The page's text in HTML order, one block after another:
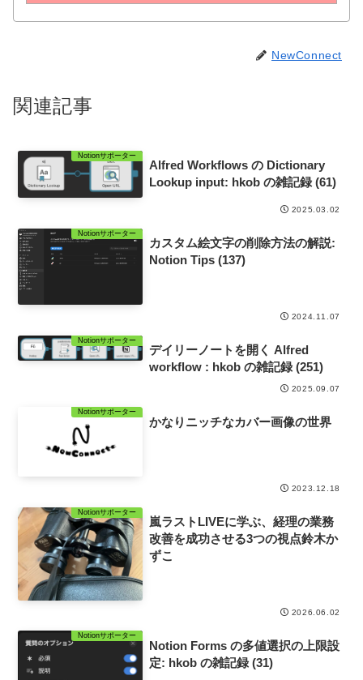
NewConnect
関連記事
Notionサポーター
Alfred Workflows の Dictionary
Lookup input: hkob の雑記録 (61)
2025.03.02
Notionサポーター
カスタム絵文字の削除方法の解説:
Notion Tips (137)
2024.11.07
Notionサポーター
デイリーノートを開く Alfred
workflow : hkob の雑記録 (251)
2025.09.07
Notionサポーター
かなりニッチなカバー画像の世界
2023.12.18
Notionサポーター
嵐ラストLIVEに学ぶ、経理の業務
改善を成功させる3つの視点鈴木か
ずこ
2026.06.02
Notionサポーター
Notion Forms の多値選択の上限設
定: hkob の雑記録 (31)